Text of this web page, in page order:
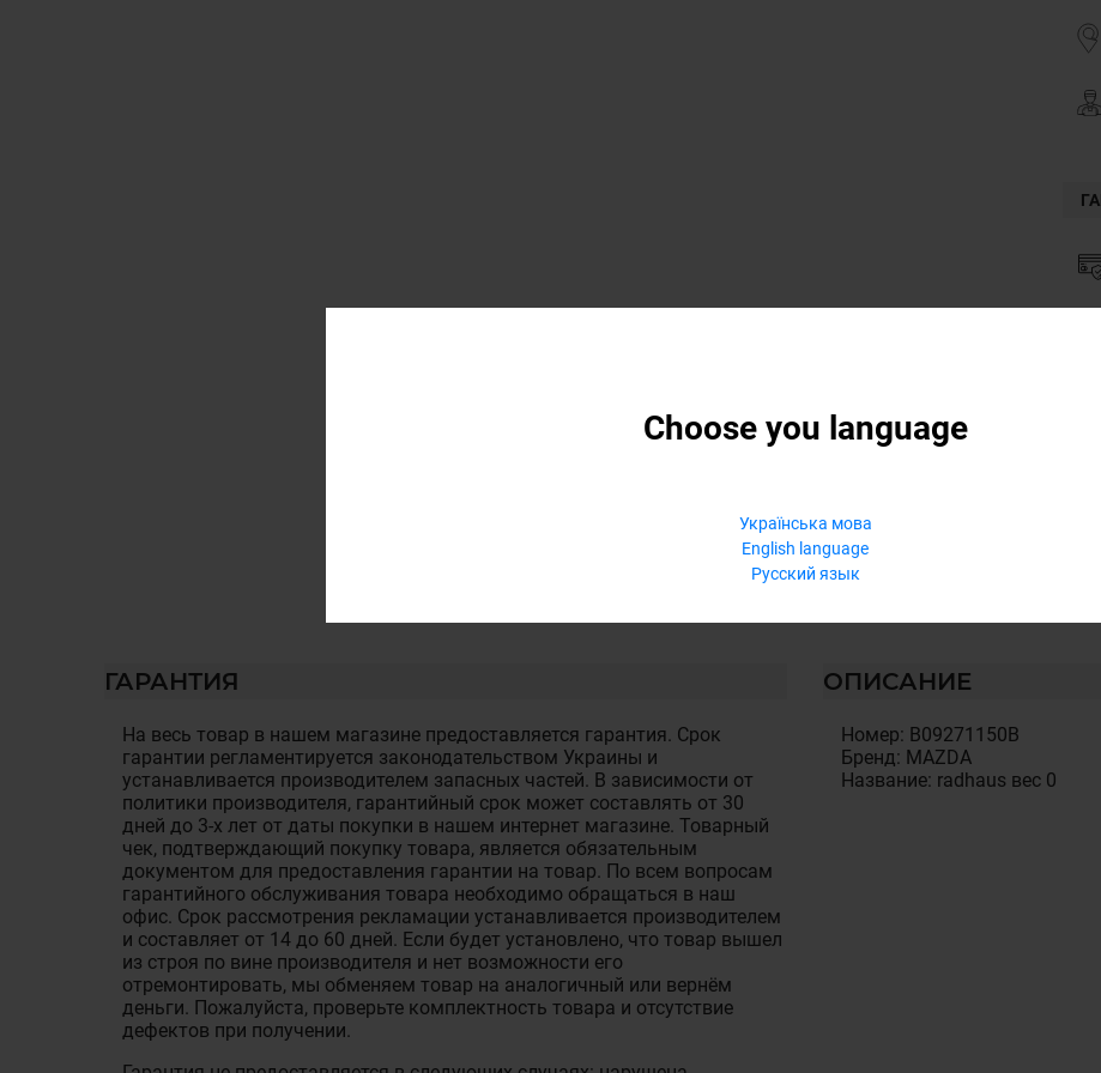
Choose you language
Українська мова
English language
Русский язык
ГАРАНТИЯ
На весь товар в нашем магазине предоставляется гарантия. Срок
гарантии регламентируется законодательством Украины и
устанавливается производителем запасных частей. В зависимости от
политики производителя, гарантийный срок может составлять от 30
дней до 3-х лет от даты покупки в нашем интернет магазине. Товарный
чек, подтверждающий покупку товара, является обязательным
документом для предоставления гарантии на товар. По всем вопросам
гарантийного обслуживания товара необходимо обращаться в наш
офис. Срок рассмотрения рекламации устанавливается производителем
и составляет от 14 до 60 дней. Если будет установлено, что товар вышел
из строя по вине производителя и нет возможности его
отремонтировать, мы обменяем товар на аналогичный или вернём
деньги. Пожалуйста, проверьте комплектность товара и отсутствие
дефектов при получении.
ОПИСАНИЕ
Номер: B09271150B
Бренд: MAZDA
Название: radhaus вес 0